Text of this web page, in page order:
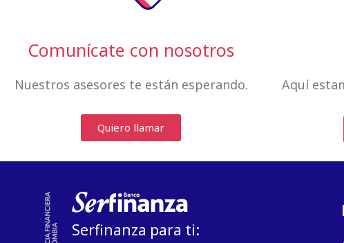
Comunícate con nosotros
Nuestros asesores te están esperando.
Quiero llamar
Aquí
Serfinanza para ti: